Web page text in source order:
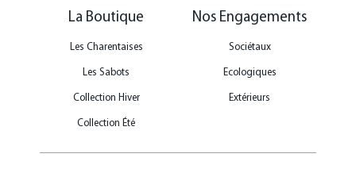
La Boutique
Les Charentaises
Les Sabots
Collection Hiver
Collection Été
Nos Engagements
Sociétaux
Ecologiques
Extérieurs